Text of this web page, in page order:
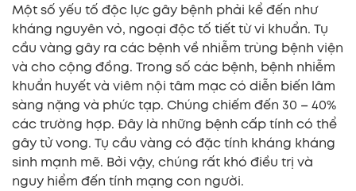
Một số yếu tố độc lực gây bệnh phải kể đến như
kháng nguyên vỏ, ngoại độc tố tiết từ vi khuẩn. Tụ
cầu vàng gây ra các bệnh về nhiễm trùng bệnh viện
và cho cộng đồng. Trong số các bệnh, bệnh nhiễm
khuẩn huyết và viêm nội tâm mạc có diễn biến lâm
sàng nặng và phức tạp. Chúng chiếm đến 30 – 40%
các trường hợp. Đây là những bệnh cấp tính có thể
gây tử vong. Tụ cầu vàng có đặc tính kháng kháng
sinh mạnh mẽ. Bởi vậy, chúng rất khó điều trị và
nguy hiểm đến tính mạng con người.